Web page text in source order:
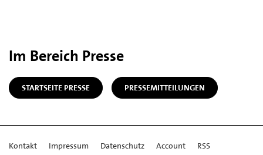
Im Bereich Presse
STARTSEITE PRESSE PRESSEMITTEILUNGEN
Kontakt Impressum Datenschutz Account RSS